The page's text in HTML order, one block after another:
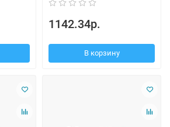
1142.34р.
В корзину